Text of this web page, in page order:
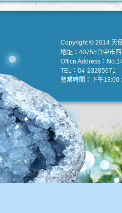
Copyright © 2014 天
地址：40758台中市
Office Address：
TEL：04-23285671
營業時間：下午13:00